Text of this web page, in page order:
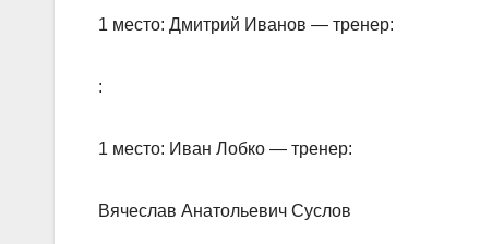
1 место: Дмитрий Иванов — тренер:
:
1 место: Иван Лобко — тренер:
Вячеслав Анатольевич Суслов